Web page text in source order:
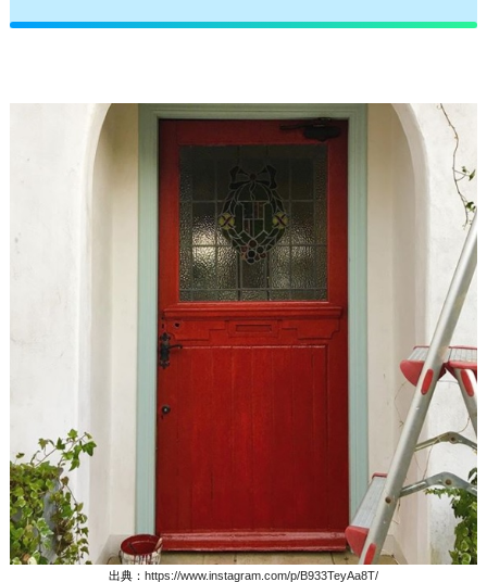
出典： https://www.instagram.com/p/B933TeyAa8T/